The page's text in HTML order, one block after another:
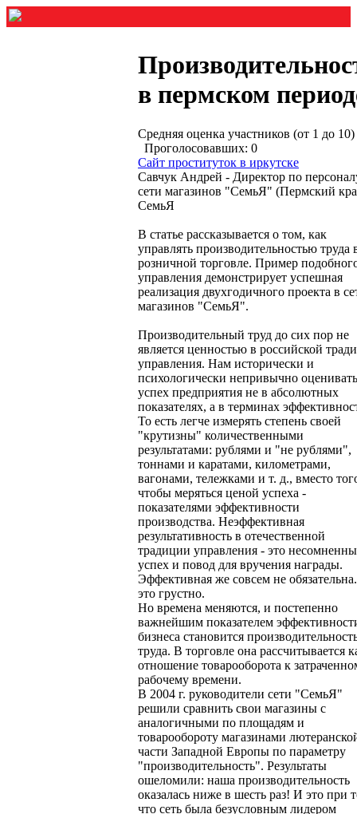
в пермском
Средняя оценка участников (от 1 до
Проголосовавших: 0
Сайт проституток в иркутске
Савчук Андрей - Директор по
сети магазинов "СемьЯ" (Пермский
СемьЯ
В статье рассказывается о том, как
управлять производительностью труда
розничной торговле. Пример
управления демонстрирует успешная
реализация двухгодичного проекта в
магазинов "СемьЯ".
Производительный труд до сих пор не
является ценностью в российской
управления. Нам исторически и
психологически непривычно оценивать
успех предприятия не в абсолютных
показателях, а в терминах
То есть легче измерять степень своей
"крутизны" количественными
результатами: рублями и "не рублями",
тоннами и каратами, километрами,
вагонами, тележками и т. д., вместо
чтобы меряться ценой успеха -
показателями эффективности
производства. Неэффективная
результативность в отечественной
традиции управления - это
успех и повод для вручения награды.
Эффективная же совсем не
это грустно.
Но времена меняются, и постепенно
важнейшим показателем
бизнеса становится
труда. В торговле она рассчитывается
отношение товарооборота к
рабочему времени.
В 2004 г. руководители сети "СемьЯ"
решили сравнить свои магазины с
аналогичными по площадям и
товарообороту магазинами
части Западной Европы по параметру
"производительность". Результаты
ошеломили: наша производительность
оказалась ниже в шесть раз! И это при
что сеть была безусловным лидером